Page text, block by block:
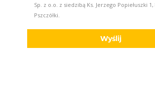
Sp. z o.o. z siedzibą Ks. Jerzego Popiełuszki 1,
Pszczółki.